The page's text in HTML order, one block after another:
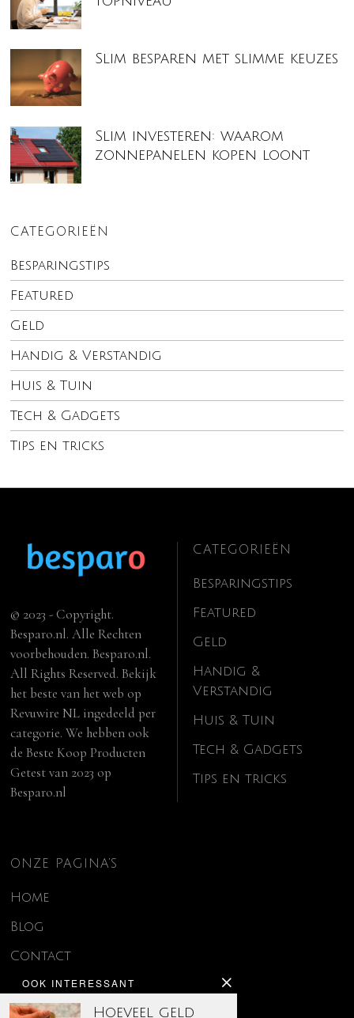
Slim besparen met slimme keuzes
Slim investeren: waarom
zonnepanelen kopen loont
CATEGORIEËN
Besparingstips
Featured
Geld
Handig & Verstandig
Huis & Tuin
Tech & Gadgets
Tips en tricks
OOK INTERESSANT
Hoeveel geld
© 2023 - Copyright.
Besparo.nl. Alle Rechten
voorbehouden. Besparo.nl.
All Rights Reserved. Bekijk
het beste van het web op
Revuwire NL ingedeeld per
categorie. We hebben ook
deBeste Koop Producten
Getest van 2023 op
Besparo.nl
CATEGORIEËN
Besparingstips
Featured
Geld
Handig &
Verstandig
Huis & Tuin
Tech & Gadgets
Tips en tricks
ONZE PAGINA’S
Home
Blog
Contact
Disclaimer
Over ons